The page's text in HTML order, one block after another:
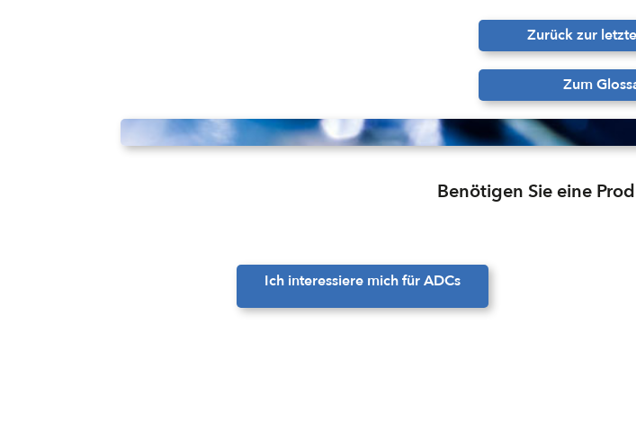
Zurück zur
Zum
Benötigen Sie eine
Ich interessiere mich für ADCs